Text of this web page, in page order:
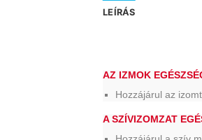
LEÍRÁS
AZ IZMOK
Hozzájárul az
A SZÍVIZOMZAT